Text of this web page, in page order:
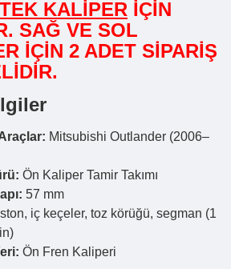
TEK KALİPER İÇİN
SAĞ VE SOL
İÇİN 2 ADET SİPARİŞ
Mitsubishi Outlander (2006–
Ön Kaliper Tamir Takımı
57 mm
iç keçeler, toz körüğü, segman (1
Ön Fren Kaliperi